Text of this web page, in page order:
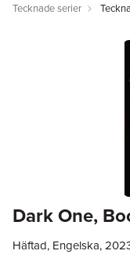
Tecknade serier
Dark One,
Häftad, Engelska,